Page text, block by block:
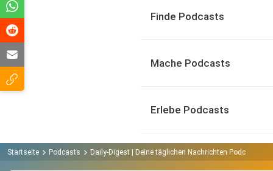
Finde Podcasts
Mache Podcasts
Erlebe Podcasts
Startseite Podcasts Daily-Digest | Deine täglichen Nachrichten Podcast